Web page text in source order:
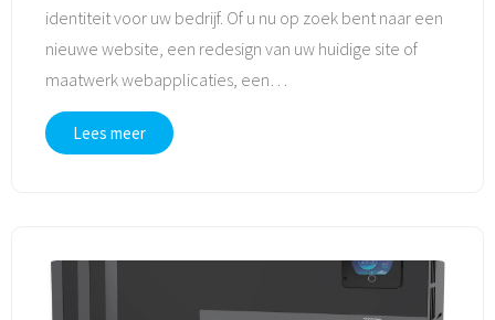
identiteit voor uw bedrijf. Of u nu op zoek bent naar een
nieuwe website, een redesign van uw huidige site of
maatwerk webapplicaties, een…
Lees meer